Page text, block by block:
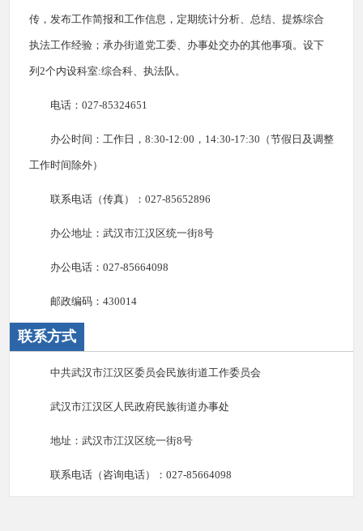
传，发布工作简报和工作信息，定期统计分析、总结、提炼综合
执法工作经验；承办街道党工委、办事处交办的其他事项。设下
列2个内设科室:综合科、执法队。
电话：027-85324651
办公时间：工作日，8:30-12:00，14:30-17:30（节假日及调整
工作时间除外）
联系电话（传真）：027-85652896
办公地址：武汉市江汉区统一街8号
办公电话：027-85664098
邮政编码：430014
联系方式
中共武汉市江汉区委员会民族街道工作委员会
武汉市江汉区人民政府民族街道办事处
地址：武汉市江汉区统一街8号
联系电话（咨询电话）：027-85664098